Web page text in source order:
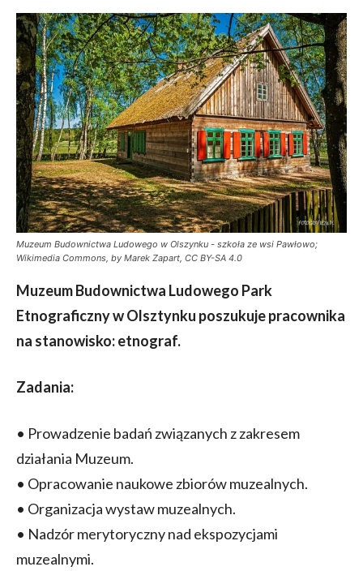
Muzeum Budownictwa Ludowego w Olszynku - szkoła ze wsi Pawłowo;
Wikimedia Commons, by Marek Zapart, CC BY-SA 4.0
Muzeum Budownictwa Ludowego Park
Etnograficzny w Olsztynku poszukuje pracownika
na stanowisko: etnograf.
Zadania:
• Prowadzenie badań związanych z zakresem
działania Muzeum.
• Opracowanie naukowe zbiorów muzealnych.
• Organizacja wystaw muzealnych.
• Nadzór merytoryczny nad ekspozycjami
muzealnymi.